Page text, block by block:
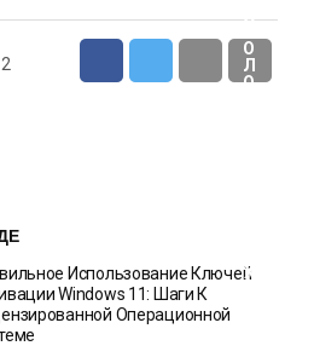
О
Л
О
Х
Использование Ключей
Windows 11: Шаги К
Операционной